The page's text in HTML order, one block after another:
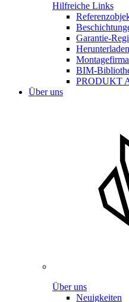
Hilfreiche Links
Garantie-
Herunterladen
BIM-
PRODUKT
Über uns
Über uns
Neuigkeiten